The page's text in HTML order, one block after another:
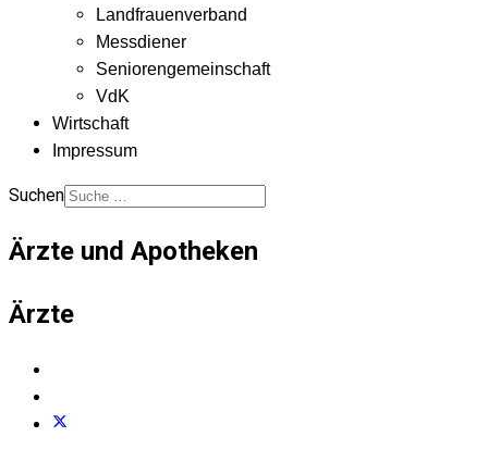
Landfrauenverband
Messdiener
Seniorengemeinschaft
VdK
Wirtschaft
Impressum
Suchen
Ärzte und Apotheken
Ärzte